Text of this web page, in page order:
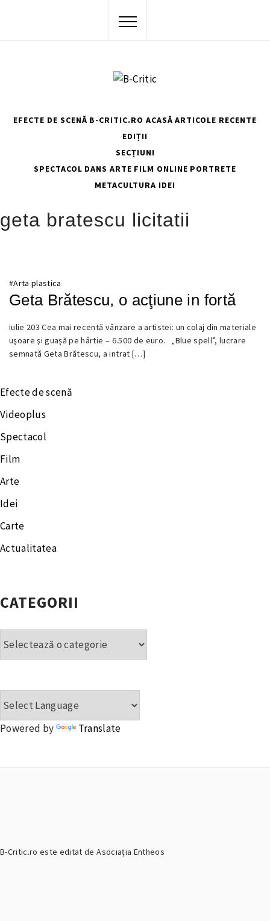
EFECTE DE SCENĂ B-CRITIC.RO ACASĂ ARTICOLE RECENTE
EDIȚII
SECȚIUNI
SPECTACOL DANS ARTE FILM ONLINE PORTRETE
METACULTURA IDEI
GETA BRATESCU LICITATII
geta bratescu licitatii
#Arta plastica
Geta Brătescu, o acţiune in fortă
20
AUGUST
2013
0
iulie 203 Cea mai recentă vânzare a artistei: un colaj din materiale
uşoare şi guaşă pe hârtie – 6.500 de euro. „Blue spell”, lucrare
semnată Geta Brătescu, a intrat […]
Efecte de scenă
Videoplus
Spectacol
Film
Arte
Idei
Carte
Actualitatea
CATEGORII
Powered by Translate
B-Critic.ro este editat de Asociația Entheos